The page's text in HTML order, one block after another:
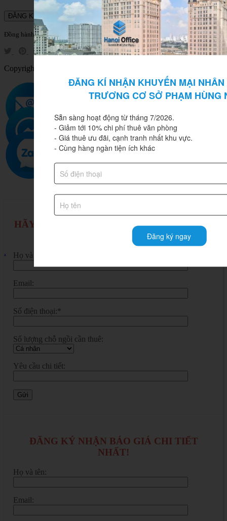
Đồng hành cùng Hanoi Office tại:
Copyright © Hanoi Office 2020 All Rights Reserved
.
HÃY ĐỂ LẠI THÔNG TIN – HANOI OFFICE
SẼ LIÊN HỆ BẠN!
Họ và tên:
Email:
Số điện thoại:*
Số lượng chỗ ngồi cần thuê:
Yêu cầu chi tiết:
ĐĂNG KÝ NHẬN BÁO GIÁ CHI TIẾT
NHẤT!
Họ và tên:
Email:
ĐĂNG KÍ NHẬN KHUYẾN MẠI
TRƯƠNG CƠ SỞ PHẠM HÙNG
Sẵn sàng hoạt động từ tháng 7/2026.
- Giảm tới 10% chi phí thuê văn phòng
- Giá thuê ưu đãi, cạnh tranh nhất khu vực.
- Cùng hàng ngàn tiện ích khác
Đăng ký ngay